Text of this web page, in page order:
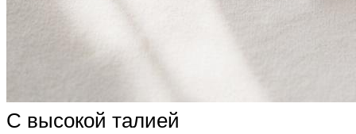
С высокой талией